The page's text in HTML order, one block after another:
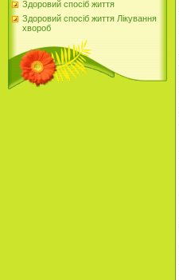
Здоровий спосіб життя
Здоровий спосіб життя Лікування
хвороб